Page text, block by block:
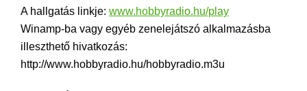
A hallgatás linkje: www.hobbyradio.hu/play
Winamp-ba vagy egyéb zenelejátszó alkalmazásba
illeszthető hivatkozás:
http://www.hobbyradio.hu/hobbyradio.m3u